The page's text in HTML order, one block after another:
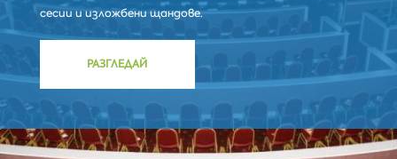
сесии и изложбени щандове.
РАЗГЛЕДАЙ